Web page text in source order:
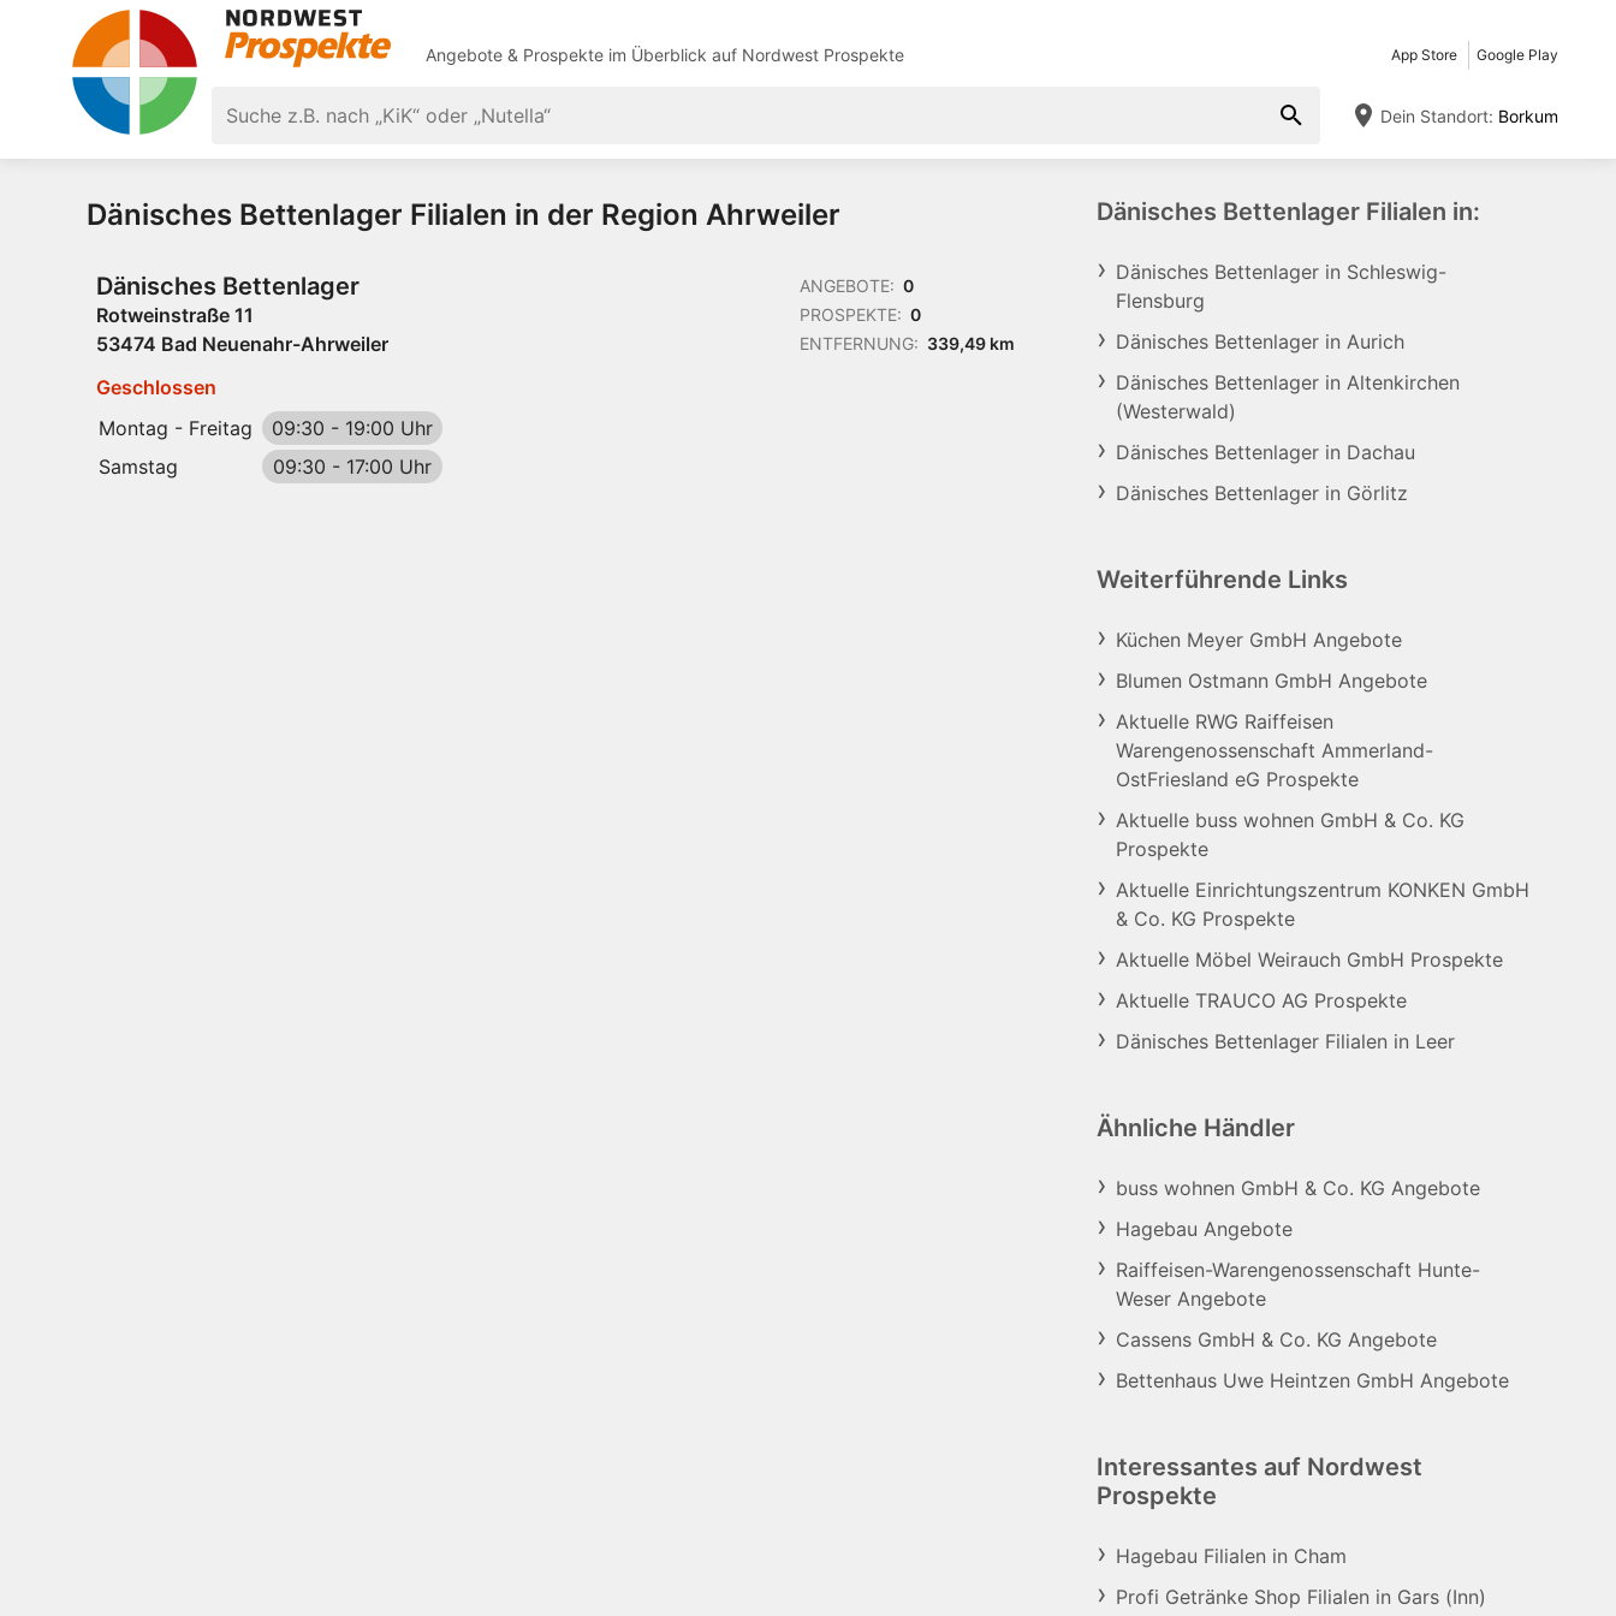
Angebote & Prospekte im Überblick auf Nordwest Prospekte App Store Google Play
Dein Standort: Borkum
Dänisches Bettenlager Filialen in der Region Ahrweiler
Dänisches Bettenlager
Rotweinstraße 11
53474 Bad Neuenahr-Ahrweiler
ANGEBOTE: 0
PROSPEKTE: 0
ENTFERNUNG: 339,49 km
Geschlossen
Montag - Freitag
09:30 - 19:00 Uhr
Samstag
09:30 - 17:00 Uhr
Dänisches Bettenlager Filialen in:
Dänisches Bettenlager in Schleswig-
Flensburg
Dänisches Bettenlager in Aurich
Dänisches Bettenlager in Altenkirchen
(Westerwald)
Dänisches Bettenlager in Dachau
Dänisches Bettenlager in Görlitz
Weiterführende Links
Küchen Meyer GmbH Angebote
Blumen Ostmann GmbH Angebote
Aktuelle RWG Raiffeisen
Warengenossenschaft Ammerland-
OstFriesland eG Prospekte
Aktuelle buss wohnen GmbH & Co. KG
Prospekte
Aktuelle Einrichtungszentrum KONKEN GmbH
& Co. KG Prospekte
Aktuelle Möbel Weirauch GmbH Prospekte
Aktuelle TRAUCO AG Prospekte
Dänisches Bettenlager Filialen in Leer
Ähnliche Händler
buss wohnen GmbH & Co. KG Angebote
Hagebau Angebote
Raiffeisen-Warengenossenschaft Hunte-
Weser Angebote
Cassens GmbH & Co. KG Angebote
Bettenhaus Uwe Heintzen GmbH Angebote
Interessantes auf Nordwest
Prospekte
Hagebau Filialen in Cham
Profi Getränke Shop Filialen in Gars (Inn)